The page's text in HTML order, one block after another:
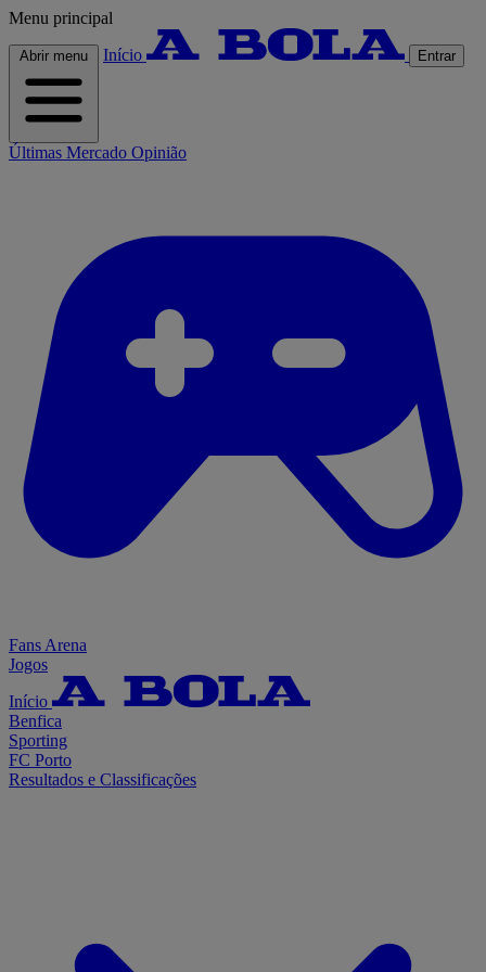
Menu principal
Abrir menu Início Entrar
Últimas Mercado Opinião
Fans Arena
Jogos
Início
Benfica
Sporting
FC Porto
Resultados e Classificações